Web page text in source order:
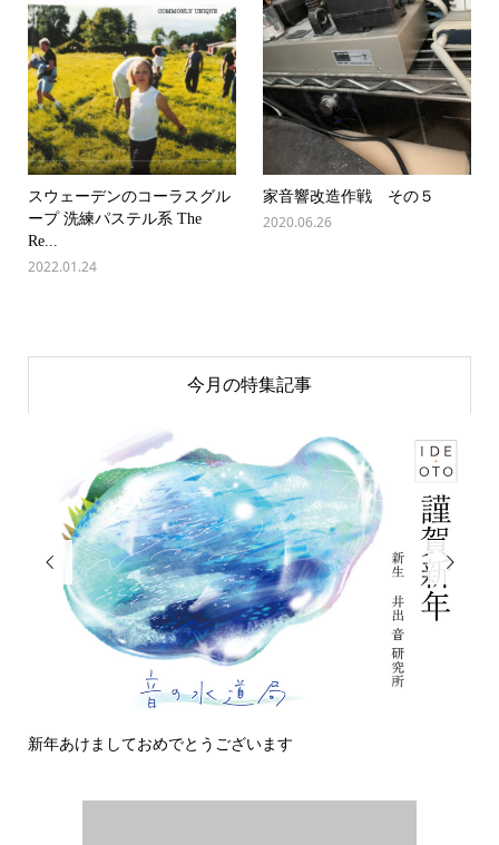
スウェーデンのコーラスグル
ープ 洗練パステル系 The
Re...
2022.01.24
家音響改造作戦 その５
2020.06.26
今月の特集記事

新年あけましておめでとうございます
